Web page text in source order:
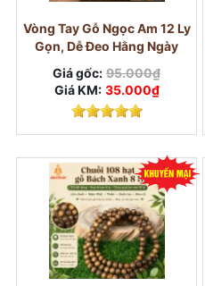
Vòng Tay Gỗ Ngọc Am 12 Ly
Gọn, Dễ Đeo Hằng Ngày
Giá gốc: 95.000₫
Giá KM: 35.000₫